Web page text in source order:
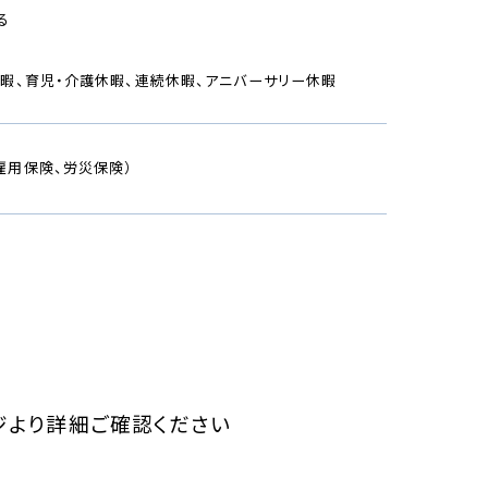
、育児・介護休暇、連続休暇、アニバーサリー休暇
保険、労災保険）
り詳細ご確認ください